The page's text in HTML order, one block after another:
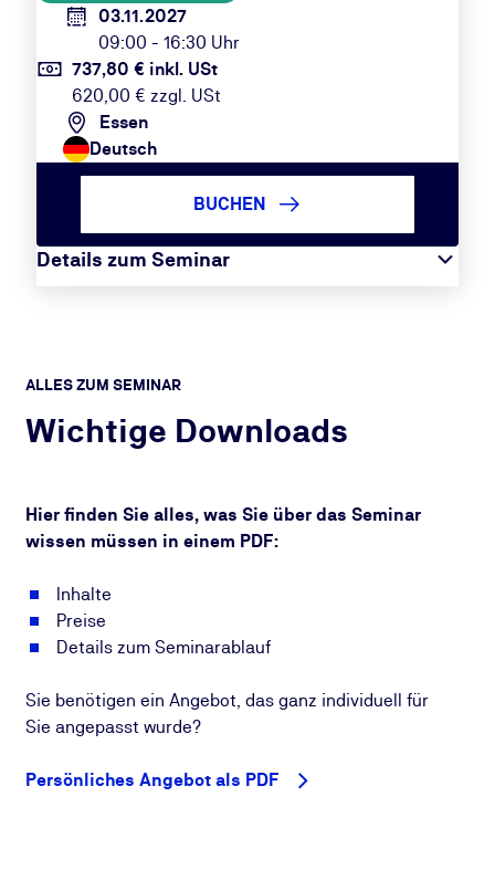
03.11.2027
09:00 - 16:30 Uhr
737,80 € inkl. USt
620,00 € zzgl. USt
Essen
Deutsch
Details zum Seminar
BUCHEN
ALLES ZUM SEMINAR
Wichtige Downloads
Hier finden Sie alles, was Sie über das Seminar
wissen müssen in einem PDF:
Inhalte
Preise
Details zum Seminarablauf
Sie benötigen ein Angebot, das ganz individuell für
Sie angepasst wurde?
Persönliches Angebot als PDF